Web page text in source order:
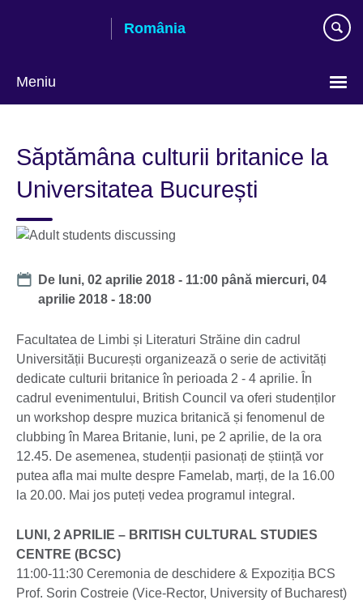
România
Meniu
Săptămâna culturii britanice la
Universitatea București
Date
De luni, 02 aprilie 2018 - 11:00 până miercuri, 04
aprilie 2018 - 18:00
Facultatea de Limbi și Literaturi Străine din cadrul
Universității București organizează o serie de activități
dedicate culturii britanice în perioada 2 - 4 aprilie. În
cadrul evenimentului, British Council va oferi studenților
un workshop despre muzica britanică și fenomenul de
clubbing în Marea Britanie, luni, pe 2 aprilie, de la ora
12.45. De asemenea, studenții pasionați de știință vor
putea afla mai multe despre Famelab, marți, de la 16.00
la 20.00. Mai jos puteți vedea programul integral.
LUNI, 2 APRILIE – BRITISH CULTURAL STUDIES
CENTRE (BCSC)
11:00-11:30 Ceremonia de deschidere & Expoziția BCS
Prof. Sorin Costreie (Vice-Rector, University of Bucharest)